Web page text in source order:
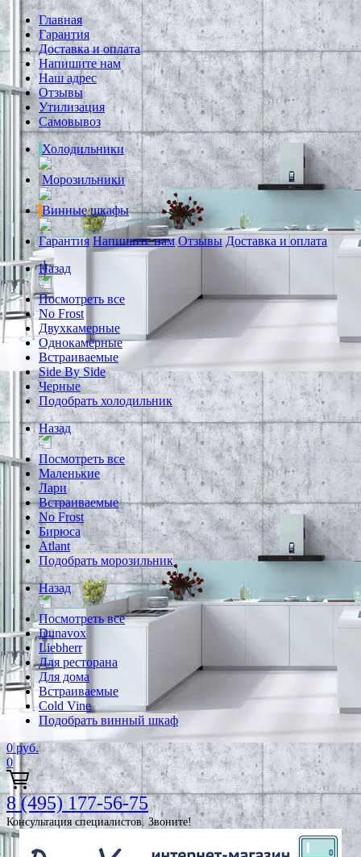
Главная
Гарантия
Доставка и оплата
Напишите нам
Наш адрес
Отзывы
Утилизация
Самовывоз
Холодильники
Морозильники
Винные шкафы
Гарантия Напишите нам Отзывы Доставка и оплата
Назад
Посмотреть все
No Frost
Двухкамерные
Однокамерные
Встраиваемые
Side By Side
Черные
Подобрать холодильник
Назад
Посмотреть все
Маленькие
Лари
Встраиваемые
No Frost
Бирюса
Atlant
Подобрать морозильник
Назад
Посмотреть все
Dunavox
Liebherr
Для ресторана
Для дома
Встраиваемые
Cold Vine
Подобрать винный шкаф
0 руб.
0
8 (495) 177-56-75
Консультация специалистов. Звоните!